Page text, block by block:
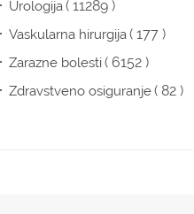
Urologija( 11289 )
Vaskularna hirurgija( 177 )
Zarazne bolesti( 6152 )
Zdravstveno osiguranje( 82 )